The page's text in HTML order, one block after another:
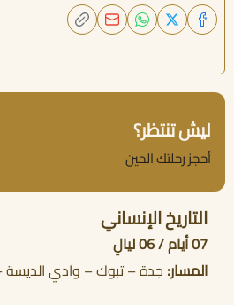
ليش تنتظر؟
أحجز رحلتك الحين
التاريخ الإنساني
07 أيام / 06 ليالٍ
المسار: جدة – تبوك – وادي الديسة